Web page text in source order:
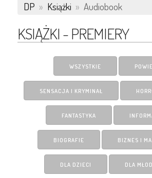
DP » Książki » Audiobook
KSIĄŻKI - PREMIERY
WSZYSTKIE
SENSACJA I KRYMINAŁ
FANTASTYKA
BIOGRAFIE BIZNES I
DLA DZIECI DLA